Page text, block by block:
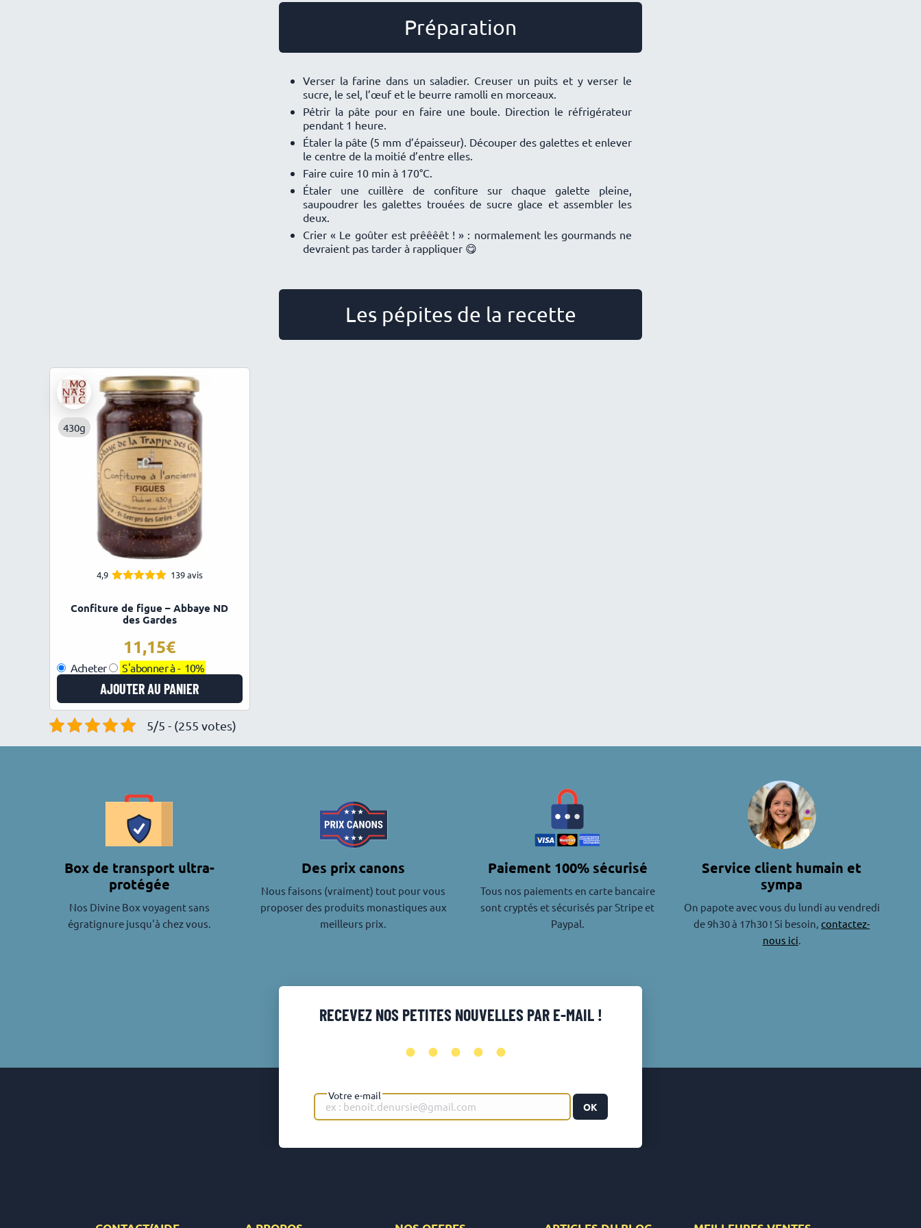
Préparation
Verser la farine dans un saladier. Creuser un puits et y verser le
sucre, le sel, l’œuf et le beurre ramolli en morceaux.
Pétrir la pâte pour en faire une boule. Direction le réfrigérateur
pendant 1 heure.
Étaler la pâte (5 mm d’épaisseur). Découper des galettes et enlever
le centre de la moitié d’entre elles.
Faire cuire 10 min à 170°C.
Étaler une cuillère de confiture sur chaque galette pleine,
saupoudrer les galettes trouées de sucre glace et assembler les
deux.
Crier « Le goûter est prêêêêt ! » : normalement les gourmands ne
devraient pas tarder à rappliquer 😋
Les pépites de la recette
430g
4,9
sur 5
139 avis
Confiture de figue – Abbaye ND
des Gardes
11,15
Acheter S'abonner à - 10%
AJOUTER AU PANIER
5/5 - (255 votes)
Box de transport ultra-
protégée
Nos Divine Box voyagent sans
égratignure jusqu'à chez vous.
Des prix canons
Nous faisons (vraiment) tout pour vous
proposer des produits monastiques aux
meilleurs prix.
Paiement 100% sécurisé
Tous nos paiements en carte bancaire
sont cryptés et sécurisés par Stripe et
Paypal.
Service client humain et
sympa
On papote avec vous du lundi au vendredi
de 9h30 à 17h30 ! Si besoin,contactez-
nous ici.
RECEVEZ NOS PETITES NOUVELLES PAR E-MAIL !
•••••
Votre e-mail
OK